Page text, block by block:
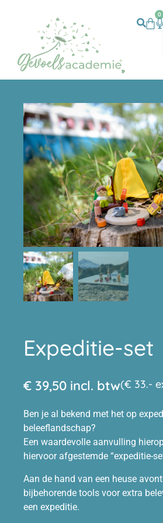
0
Expeditie-set
€ 39,50 incl. btw(€ 33.-
Ben je al bekend met het op
beleeflandschap?
Een waardevolle aanvulling
hiervoor afgestemde “expeditie-
Aan de hand van een heuse
bijbehorende tools voor extra
een expeditie.